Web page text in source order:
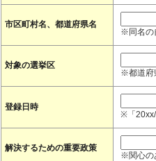
市区町村名、都道府県名
※同名の
対象の選挙区
※都道府
登録日時
※「
解決するための重要政策
※関心の